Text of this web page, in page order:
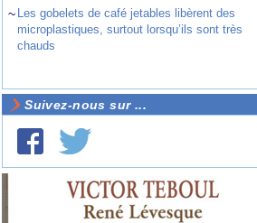
~ Les gobelets de café jetables libèrent des
microplastiques, surtout lorsqu’ils sont très
chauds
Suivez-nous sur ...